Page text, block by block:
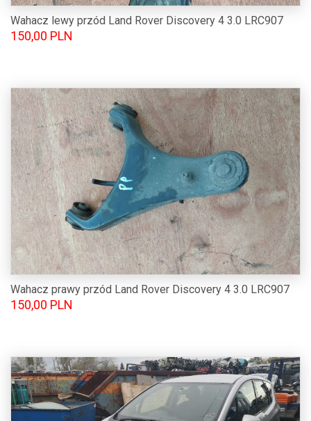
Wahacz lewy przód Land Rover Discovery 4 3.0 LRC907
150,00 PLN
Wahacz prawy przód Land Rover Discovery 4 3.0 LRC907
150,00 PLN